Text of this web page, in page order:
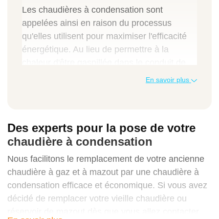
Les chaudières à condensation sont
appelées ainsi en raison du processus
qu'elles utilisent pour maximiser l'efficacité
énergétique. Au lieu de permettre à la
fumée, ces chaudières sont conçues, non
chaudières sont jusqu'à 90 % plus efficaces.
Et, le coût de la chaudière à condensation
n'est pas très élevé non plus. En moyenne,
une nouvelle chaudière à condensation
coûte normalement en moyenne de 3500 € .
En plus de la chaudière, vous devrez payer
le prix de sa pose. Son installation doit être
En savoir plus
Des experts pour la pose de votre
chaudière à condensation
Nous facilitons le remplacement de votre ancienne
chaudière à gaz et à mazout par une chaudière à
condensation efficace et économique. Si vous avez
décidé de remplacer votre vieille chaudière ou